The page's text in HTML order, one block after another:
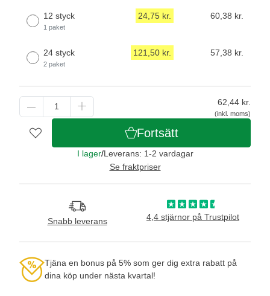
12 styck
1 paket
24,75 kr. 60,38 kr.
24 styck
2 paket
121,50 kr. 57,38 kr.
62,44 kr.
(inkl. moms)
Fortsätt
I lager/Leverans: 1-2 vardagar
Se fraktpriser
Snabb leverans 4,4 stjärnor på Trustpilot
Tjäna en bonus på 5% som ger dig extra rabatt på
dina köp under nästa kvartal!